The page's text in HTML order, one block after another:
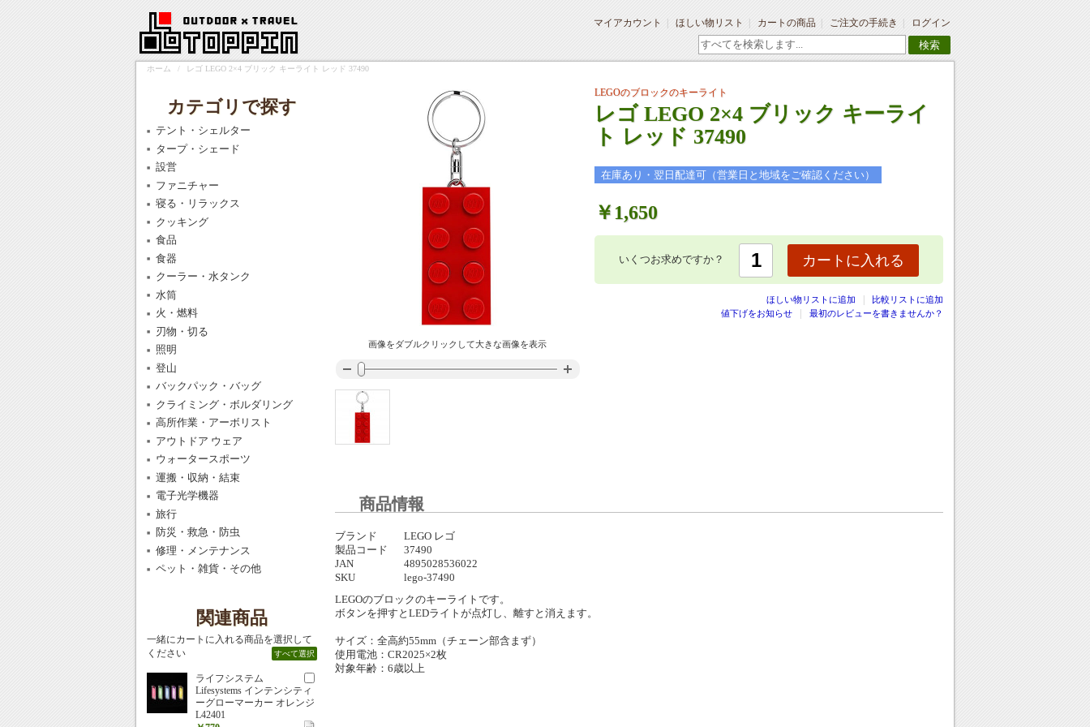
マイアカウント ほしい物リスト カートの商品 ご注文の手続き ログイン
検索
ホーム / レゴ LEGO 2×4 ブリック キーライト レッド 37490
LEGOのブロックのキーライト
レゴ LEGO 2×4 ブリック キーライ
ト レッド 37490
在庫あり・翌日配達可（営業日と地域をご確認ください）
￥1,650
いくつお求めですか？ カートに入れる
ほしい物リストに追加
比較リストに追加
最初のレビューを書きませんか？
値下げをお知らせ
画像をダブルクリックして大きな画像を表示
商品情報
ブランド
LEGO レゴ
製品コード
37490
JAN
4895028536022
SKU
lego-37490
LEGOのブロックのキーライトです。
ボタンを押すとLEDライトが点灯し、離すと消えます。
サイズ：全高約55mm（チェーン部含まず）
使用電池：CR2025×2枚
対象年齢：6歳以上
カテゴリで探す
テント・シェルター
タープ・シェード
設営
ファニチャー
寝る・リラックス
クッキング
食品
食器
クーラー・水タンク
水筒
火・燃料
刃物・切る
照明
登山
バックパック・バッグ
クライミング・ボルダリング
高所作業・アーボリスト
アウトドア ウェア
ウォータースポーツ
運搬・収納・結束
電子光学機器
旅行
防災・救急・防虫
修理・メンテナンス
ペット・雑貨・その他
関連商品
一緒にカートに入れる商品を選択して
ください
すべて選択
ライフシステム
Lifesystems インテンシティ
ーグローマーカー オレンジ
L42401